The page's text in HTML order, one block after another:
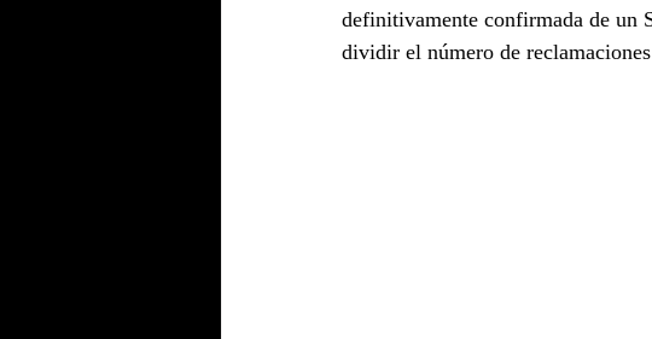
definitivamente confirmada de un
dividir el número de